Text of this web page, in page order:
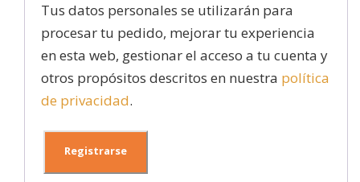
t
o
Tus datos personales se utilizarán para
procesar tu pedido, mejorar tu experiencia
en esta web, gestionar el acceso a tu cuenta y
otros propósitos descritos en nuestra política
de privacidad.
Registrarse